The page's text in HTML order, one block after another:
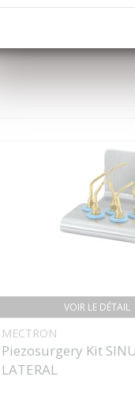
VOIR LE DÉTAIL
MECTRON
Piezosurgery Kit
LATERAL